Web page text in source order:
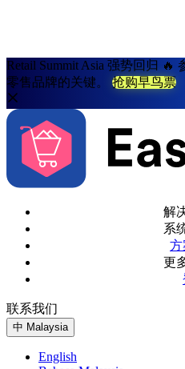
Retail Summit Asia 强势回归
零售品牌的关键。
抢购早鸟票
解
系
方
更
联系我们
中 Malaysia
English